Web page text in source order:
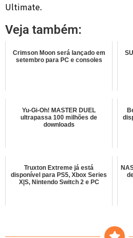
Ultimate.
Veja também:
Crimson Moon será lançado em
setembro para PC e consoles
Yu-Gi-Oh! MASTER DUEL
ultrapassa 100 milhões de
downloads
Truxton Extreme já está
disponível para PS5, Xbox Series
X|S, Nintendo Switch 2 e PC